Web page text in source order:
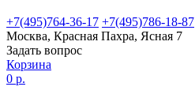
+7(495)764-36-17 +7(495)786-18-87
Москва, Красная Пахра, Ясная 7
Задать вопрос
Корзина
0 р.